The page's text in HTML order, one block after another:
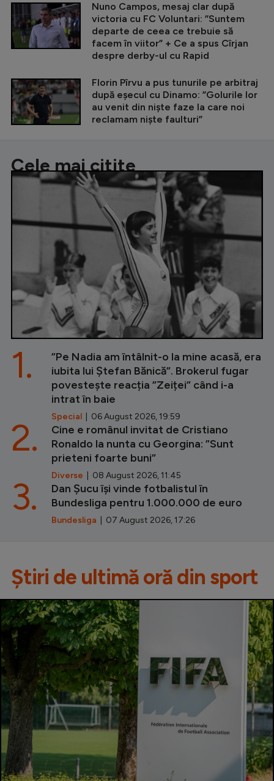
Nuno Campos, mesaj clar după
victoria cu FC Voluntari: ”Suntem
departe de ceea ce trebuie să
facem în viitor” + Ce a spus Cîrjan
despre derby-ul cu Rapid
Florin Pîrvu a pus tunurile pe arbitraj
după eșecul cu Dinamo: ”Golurile lor
au venit din niște faze la care noi
reclamam niște faulturi”
Cele mai citite
”Pe Nadia am întâlnit-o la mine acasă, era
iubita lui Ștefan Bănică”. Brokerul fugar
povestește reacția ”Zeiței” când i-a
intrat în baie
Special | 06 August 2026, 19:59
1.
Cine e românul invitat de Cristiano
Ronaldo la nunta cu Georgina: ”Sunt
prieteni foarte buni”
Diverse | 08 August 2026, 11:45
2.
Dan Șucu își vinde fotbalistul în
Bundesliga pentru 1.000.000 de euro
Bundesliga | 07 August 2026, 17:26
3.
Știri de ultimă oră din sport